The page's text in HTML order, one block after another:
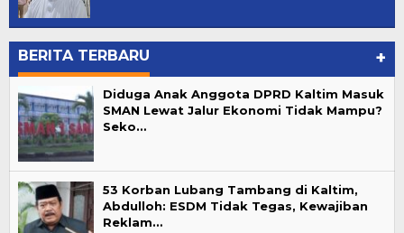
BERITA TERBARU +
Diduga Anak Anggota DPRD Kaltim Masuk
SMAN Lewat Jalur Ekonomi Tidak Mampu?
Seko…
53 Korban Lubang Tambang di Kaltim,
Abdulloh: ESDM Tidak Tegas, Kewajiban
Reklam…